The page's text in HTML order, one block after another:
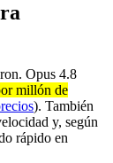
Opus 4.8
millón de
). También
y, según
rápido en